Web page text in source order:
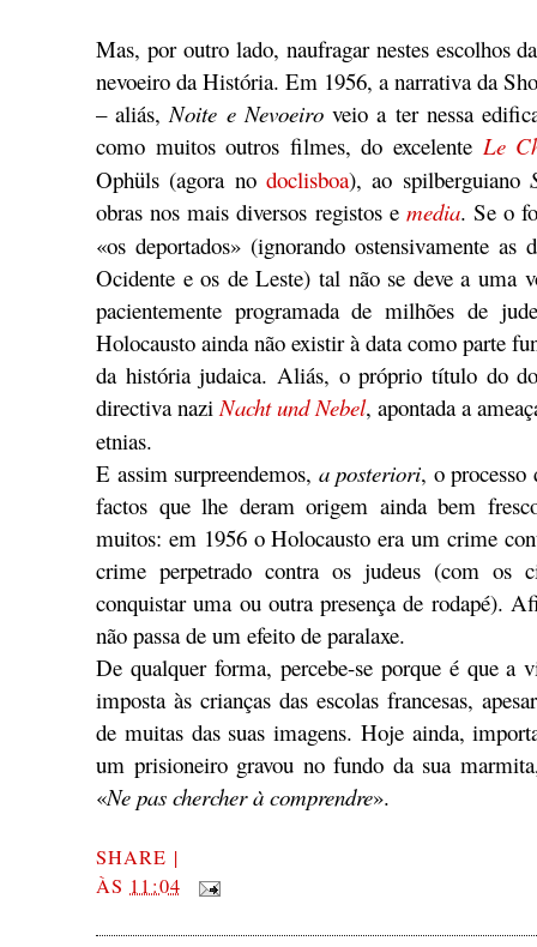
Mas, por outro lado, naufragar nestes escolhos
nevoeiro da História. Em 1956, a narrativa da
– aliás,Noite e Nevoeiroveio a ter nessa
como muitos outros filmes, do excelente Le
Ophüls (agora no doclisboa), ao spilberguiano
obras nos mais diversos registos e media. Se o
«os deportados» (ignorando ostensivamente as
Ocidente e os de Leste) tal não se deve a uma
pacientemente programada de milhões de
Holocausto ainda não existir à data como parte
da história judaica. Aliás, o próprio título do
directiva naziNacht und Nebel, apontada a
etnias.
E assim surpreendemos, a posteriori, o
factos que lhe deram origem ainda bem
muitos: em 1956 o Holocausto era um crime
crime perpetrado contra os judeus (com os
conquistar uma ou outra presença de rodapé).
não passa de um efeito de paralaxe.
De qualquer forma, percebe-se porque é que a
imposta às crianças das escolas francesas,
de muitas das suas imagens. Hoje ainda,
um prisioneiro gravou no fundo da sua
«Ne pas chercher à comprendre».
SHARE |
ÀS 11:04